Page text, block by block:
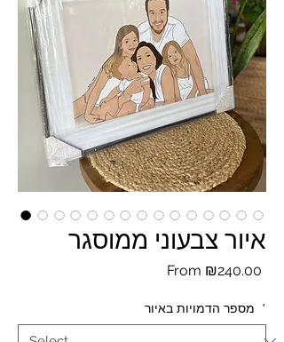
איור צבעוני ממוסגר
From ₪240.00
*